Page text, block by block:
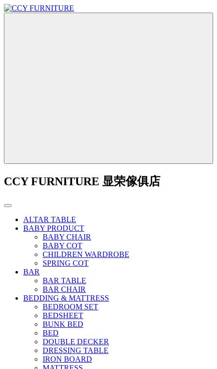
CCY FURNITURE 显荣傢俱店
ALTAR TABLE
BABY PRODUCT
BABY CHAIR
BABY COT
CHILDREN WARDROBE
SPRING COT
BAR
BAR TABLE
BAR CHAIR
BEDDING & MATTRESS
BEDROOM SET
BEDSHEET
BUNK BED
BED
DOUBLE DECKER
DRESSING TABLE
IRON BOARD